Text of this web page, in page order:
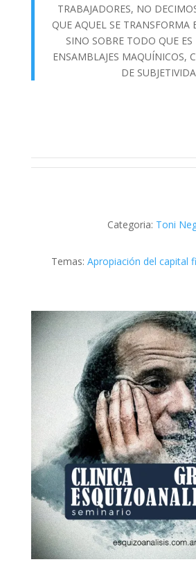
TRABAJADORES, NO
QUE AQUEL SE TRANSFORMA
SINO SOBRE TODO QUE
ENSAMBLAJES MAQUÍNICOS,
DE
Categoria: Toni
Temas: Apropiación del capital